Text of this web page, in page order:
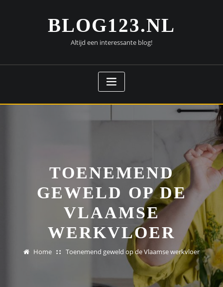
BLOG123.NL
Altijd een interessante blog!
TOENEMEND
GEWELD OP DE
VLAAMSE
WERKVLOER
Home Toenemend geweld op de Vlaamse werkvloer